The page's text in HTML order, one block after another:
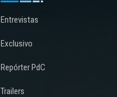
Entrevistas
Exclusivo
Repórter PdC
Trailers